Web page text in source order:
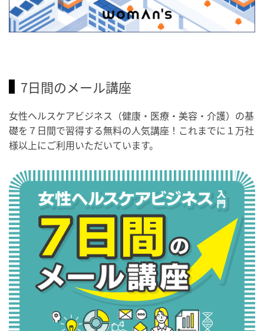
7日間のメール講座
女性ヘルスケアビジネス（健康・医療・美容・介護）の基
礎を７日間で習得する無料の人気講座！これまでに１万社
様以上にご利用いただいています。